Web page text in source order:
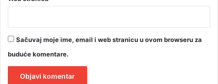
Sačuvaj moje ime, email i web stranicu u ovom browseru za
buduće komentare.